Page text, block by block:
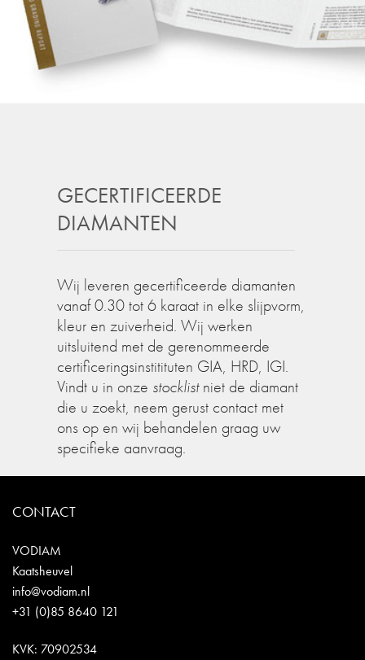
GECERTIFICEERDE
DIAMANTEN
Wij leveren gecertificeerde diamanten
vanaf 0.30 tot 6 karaat in elke slijpvorm,
kleur en zuiverheid. Wij werken
uitsluitend met de gerenommeerde
certificeringsinstitituten GIA, HRD, IGI.
Vindt u in onze stocklistniet de diamant
die u zoekt, neem gerust contact met
ons op en wij behandelen graag uw
specifieke aanvraag.
CONTACT
VODIAM
Kaatsheuvel
info@vodiam.nl
+31 (0)85 8640 121
KVK: 70902534